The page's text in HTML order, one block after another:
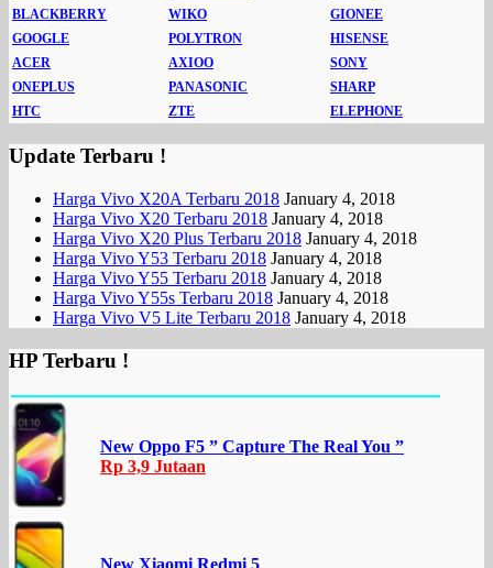
BLACKBERRY
WIKO
GIONEE
GOOGLE
POLYTRON
HISENSE
ACER
AXIOO
SONY
ONEPLUS
PANASONIC
SHARP
HTC
ZTE ELEPHONE
Update Terbaru !
Harga Vivo X20A Terbaru 2018 January 4, 2018
Harga Vivo X20 Terbaru 2018 January 4, 2018
Harga Vivo X20 Plus Terbaru 2018 January 4, 2018
Harga Vivo Y53 Terbaru 2018 January 4, 2018
Harga Vivo Y55 Terbaru 2018 January 4, 2018
Harga Vivo Y55s Terbaru 2018 January 4, 2018
Harga Vivo V5 Lite Terbaru 2018 January 4, 2018
HP Terbaru !
New Oppo F5 ” Capture The Real You ”
Rp 3,9 Jutaan